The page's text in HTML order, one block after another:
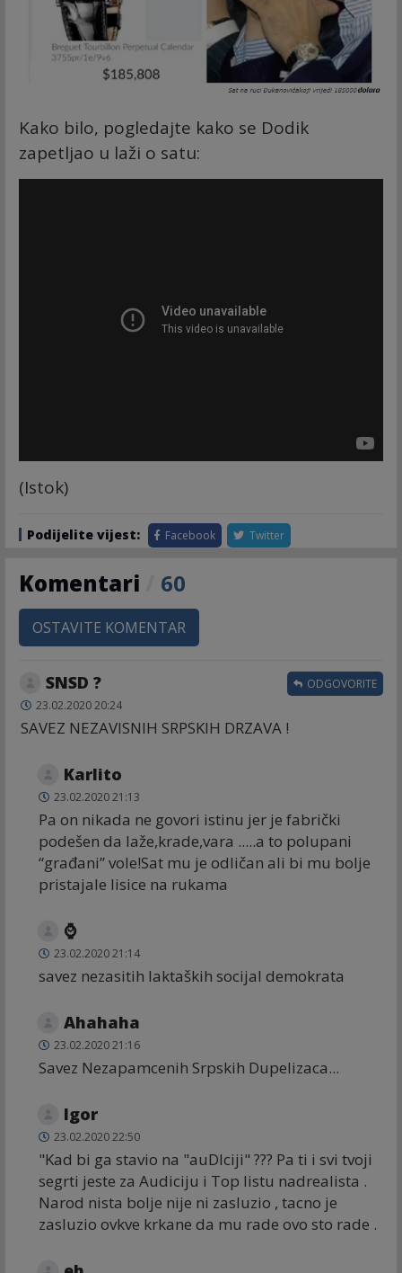
Kako bilo, pogledajte kako se Dodik
zapetljao u laži o satu:
(Istok)
Podijelite vijest: Facebook Twitter
Komentari 60
OSTAVITE KOMENTAR
SNSD ?
23.02.2020 20:24
SAVEZ NEZAVISNIH SRPSKIH DRZAVA !
ODGOVORITE
Karlito
23.02.2020 21:13
Pa on nikada ne govori istinu jer je fabrički
podešen da laže,krade,vara .....a to polupani
“građani” vole!Sat mu je odličan ali bi mu bolje
pristajale lisice na rukama
⌚️
23.02.2020 21:14
savez nezasitih laktaških socijal demokrata
Ahahaha
23.02.2020 21:16
Savez Nezapamcenih Srpskih Dupelizaca...
Igor
23.02.2020 22:50
"Kad bi ga stavio na "auDIciji" ??? Pa ti i svi tvoji
segrti jeste za Audiciju i Top listu nadrealista .
Narod nista bolje nije ni zasluzio , tacno je
zasluzio ovkve krkane da mu rade ovo sto rade .